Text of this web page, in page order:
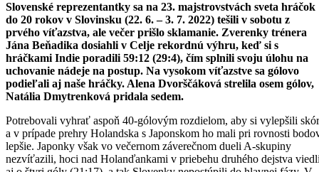
Slovenské reprezentantky sa na 23. majstrovstvách sveta hráčok
do 20 rokov v Slovinsku (22. 6. – 3. 7. 2022) tešili v sobotu z
prvého víťazstva, ale večer prišlo sklamanie. Zverenky trénera
Jána Beňadika dosiahli v Celje rekordnú výhru, keď si s
hráčkami Indie poradili 59:12 (29:4), čím splnili svoju úlohu na
uchovanie nádeje na postup. Na vysokom víťazstve sa gólovo
podieľali aj naše hráčky. Alena Dvorščáková strelila osem gólov,
Natália Dmytrenková pridala sedem.
Potrebovali vyhrať aspoň 40-gólovým rozdielom, aby si vylepšili
a v prípade prehry Holandska s Japonskom ho mali pri rovnosti
lepšie. Japonky však vo večernom záverečnom dueli A-skupiny
nezvíťazili, hoci nad Holanďankami v priebehu druhého dejstva